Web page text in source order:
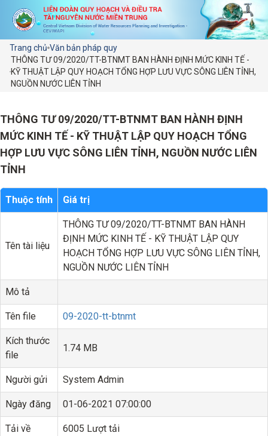
Trang chủ Văn bản pháp quy
THÔNG TƯ 09/2020/TT-BTNMT BAN HÀNH ĐỊNH MỨC KINH TẾ -
KỸ THUẬT LẬP QUY HOẠCH TỔNG HỢP LƯU VỰC SÔNG LIÊN TỈNH,
NGUỒN NƯỚC LIÊN TỈNH
THÔNG TƯ 09/2020/TT-BTNMT BAN HÀNH ĐỊNH
MỨC KINH TẾ - KỸ THUẬT LẬP QUY HOẠCH TỔNG
HỢP LƯU VỰC SÔNG LIÊN TỈNH, NGUỒN NƯỚC LIÊN
TỈNH
Thuộc tính Giá trị
Tên tài liệu
THÔNG TƯ 09/2020/TT-BTNMT BAN HÀNH
ĐỊNH MỨC KINH TẾ - KỸ THUẬT LẬP QUY
HOẠCH TỔNG HỢP LƯU VỰC SÔNG LIÊN TỈNH,
NGUỒN NƯỚC LIÊN TỈNH
Mô tả
Tên file 09-2020-tt-btnmt
Kích thước
file
1.74 MB
Người gửi System Admin
Ngày đăng 01-06-2021 07:00:00
Tải về 6005 Lượt tải